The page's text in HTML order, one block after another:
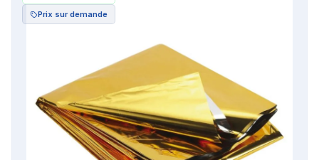
Prix sur demande